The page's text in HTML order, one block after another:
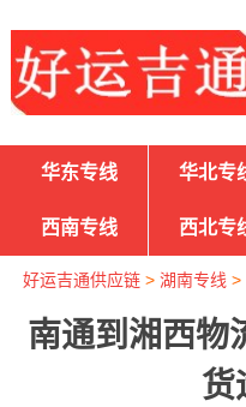
华东专线 华北专
西南专线 西北专
好运吉通供应链> 湖南专线 >
南通到湘西物
货